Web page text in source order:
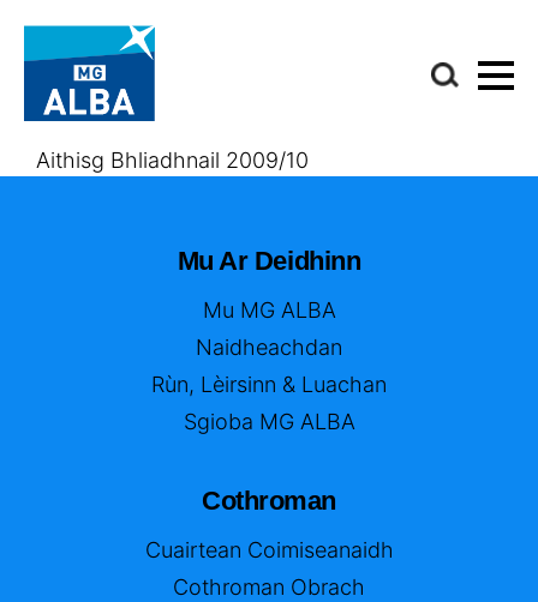
Aithisg Bhliadhnail 2009/10
Mu Ar Deidhinn
Mu MG ALBA
Naidheachdan
Rùn, Lèirsinn & Luachan
Sgioba MG ALBA
Cothroman
Cuairtean Coimiseanaidh
Cothroman Obrach